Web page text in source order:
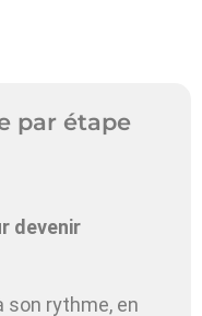
par étape
devenir
son rythme, en